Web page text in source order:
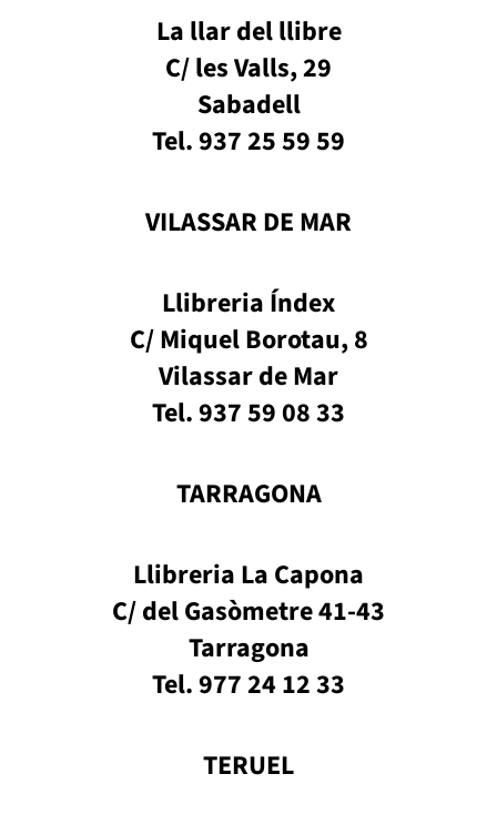
La llar del llibre
C/ les Valls, 29
Sabadell
Tel. 937 25 59 59
VILASSAR DE MAR
Llibreria Índex
C/ Miquel Borotau, 8
Vilassar de Mar
Tel. 937 59 08 33
TARRAGONA
Llibreria La Capona
C/ del Gasòmetre 41-43
Tarragona
Tel. 977 24 12 33
TERUEL